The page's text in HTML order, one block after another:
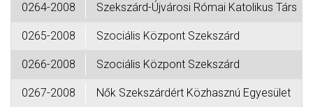
0264-2008 Szekszárd-Újvárosi Római Katolikus Társ
0265-2008 Szociális Központ Szekszárd
0266-2008 Szociális Központ Szekszárd
0267-2008 Nők Szekszárdért Közhasznú Egyesület